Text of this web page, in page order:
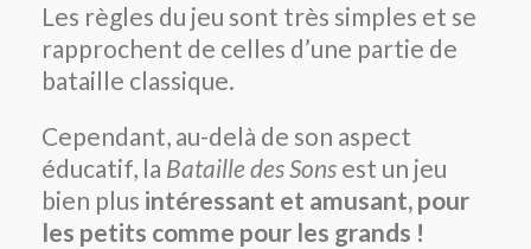
Les règles du jeu sont très simples et se
rapprochent de celles d’une partie de
bataille classique.
Cependant, au-delà de son aspect
éducatif, la Bataille des Sons est un jeu
bien plus intéressant et amusant, pour
les petits comme pour les grands !